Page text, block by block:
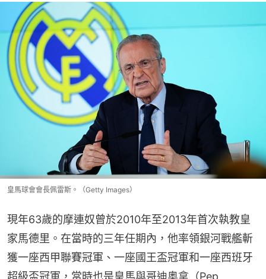
皇馬球會會長佩雷斯。（Getty Images）
現年63歲的摩連奴曾於2010年至2013年首次執教皇
家馬德里。在當時的三年任期內，他率領銀河戰艦斬
獲一座西甲聯賽冠軍、一座國王盃冠軍和一座西班牙